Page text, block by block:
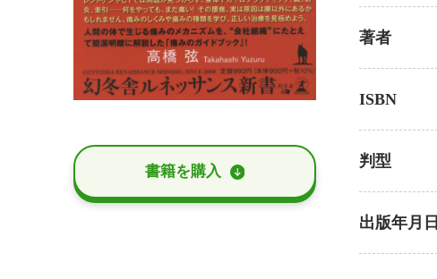
書籍を購⼊
著者
ISBN
判型
出版年月日